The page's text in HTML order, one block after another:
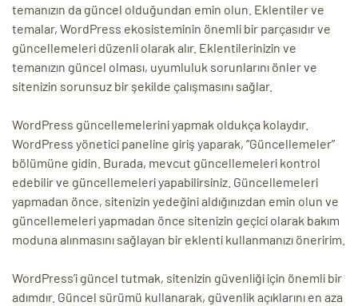
temanızın da güncel olduğundan emin olun. Eklentiler ve
temalar, WordPress ekosisteminin önemli bir parçasıdır ve
güncellemeleri düzenli olarak alır. Eklentilerinizin ve
temanızın güncel olması, uyumluluk sorunlarını önler ve
sitenizin sorunsuz bir şekilde çalışmasını sağlar.
WordPress güncellemelerini yapmak oldukça kolaydır.
WordPress yönetici paneline giriş yaparak, “Güncellemeler”
bölümüne gidin. Burada, mevcut güncellemeleri kontrol
edebilir ve güncellemeleri yapabilirsiniz. Güncellemeleri
yapmadan önce, sitenizin yedeğini aldığınızdan emin olun ve
güncellemeleri yapmadan önce sitenizin geçici olarak bakım
moduna alınmasını sağlayan bir eklenti kullanmanızı öneririm.
WordPress’i güncel tutmak, sitenizin güvenliği için önemli bir
adımdır. Güncel sürümü kullanarak, güvenlik açıklarını en aza